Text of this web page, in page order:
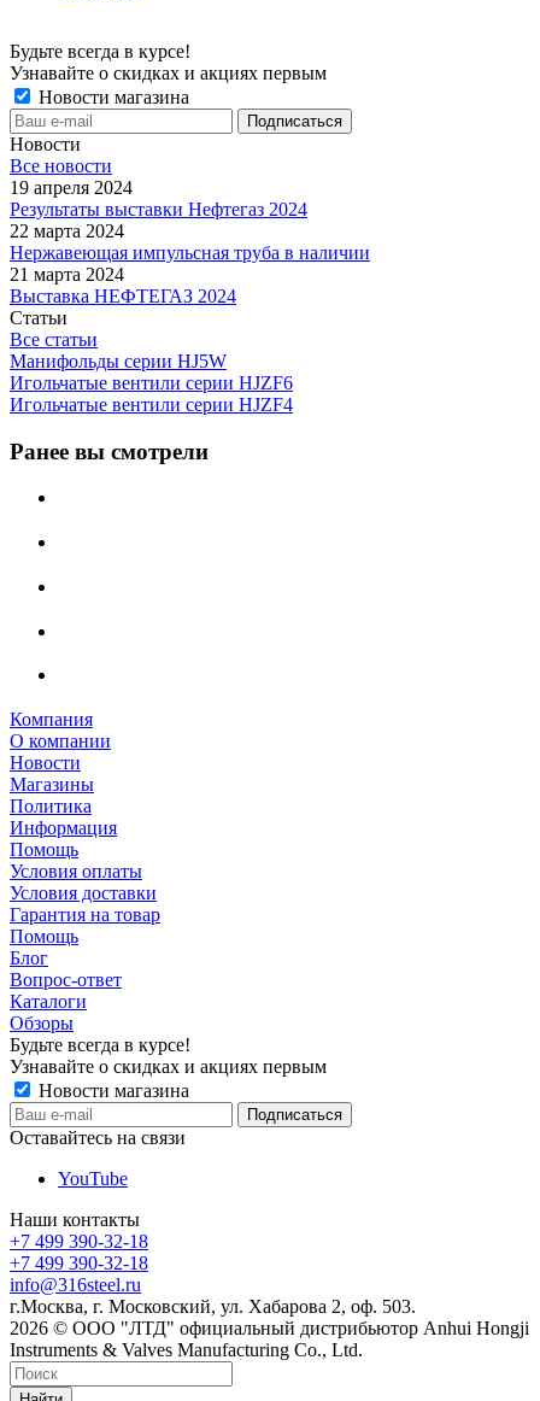
Будьте всегда в курсе!
Узнавайте о скидках и акциях первым
Новости магазина
Новости
Все новости
19 апреля 2024
Результаты выставки Нефтегаз 2024
22 марта 2024
Нержавеющая импульсная труба в наличии
21 марта 2024
Выставка НЕФТЕГАЗ 2024
Статьи
Все статьи
Манифольды серии HJ5W
Игольчатые вентили серии HJZF6
Игольчатые вентили серии HJZF4
Ранее вы смотрели
Компания
О компании
Новости
Магазины
Политика
Информация
Помощь
Условия оплаты
Условия доставки
Гарантия на товар
Помощь
Блог
Вопрос-ответ
Каталоги
Обзоры
Будьте всегда в курсе!
Узнавайте о скидках и акциях первым
Новости магазина
Оставайтесь на связи
YouTube
Наши контакты
+7 499 390-32-18
+7 499 390-32-18
info@316steel.ru
г.Москва, г. Московский, ул. Хабарова 2, оф. 503.
2026 © ООО "ЛТД" официальный дистрибьютор Anhui Hongji
Instruments & Valves Manufacturing Co., Ltd.